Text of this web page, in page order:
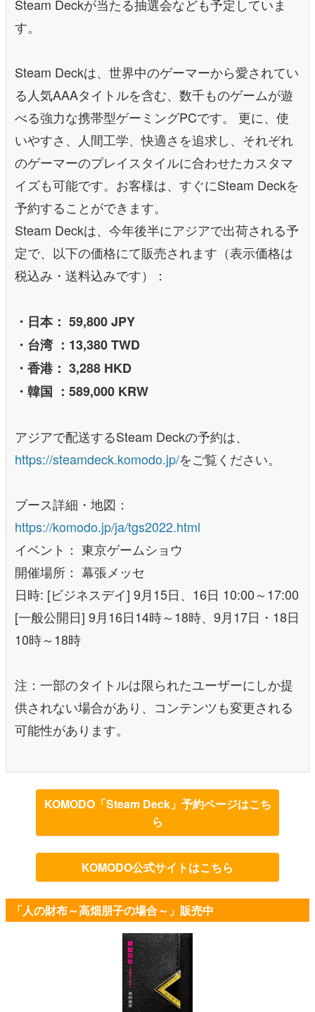
Steam Deckが当たる抽選会なども予定していま
す。
Steam Deckは、世界中のゲーマーから愛されてい
る人気AAAタイトルを含む、数千ものゲームが遊
べる強力な携帯型ゲーミングPCです。 更に、使
いやすさ、人間工学、快適さを追求し、それぞれ
のゲーマーのプレイスタイルに合わせたカスタマ
イズも可能です。お客様は、すぐにSteam Deckを
予約することができます。
Steam Deckは、今年後半にアジアで出荷される予
定で、以下の価格にて販売されます（表示価格は
税込み・送料込みです）：
・日本： 59,800 JPY
・台湾 ：13,380 TWD
・香港： 3,288 HKD
・韓国 ：589,000 KRW
アジアで配送するSteam Deckの予約は、
https://steamdeck.komodo.jp/をご覧ください。
ブース詳細・地図：
https://komodo.jp/ja/tgs2022.html
イベント： 東京ゲームショウ
開催場所： 幕張メッセ
日時: [ビジネスデイ] 9月15日、16日 10:00～17:00
[一般公開日] 9月16日14時～18時、9月17日・18日
10時～18時
注：一部のタイトルは限られたユーザーにしか提
供されない場合があり、コンテンツも変更される
可能性があります。
KOMODO「Steam Deck」予約ページはこち
ら
KOMODO公式サイトはこちら
「人の財布～高畑朋子の場合～」販売中